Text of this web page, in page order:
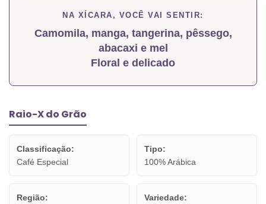
NA XÍCARA, VOCÊ VAI SENTIR:
Camomila, manga, tangerina, pêssego,
abacaxi e mel
Floral e delicado
Raio-X do Grão
Classificação:
Café Especial
Tipo:
100% Arábica
Região: Variedade: